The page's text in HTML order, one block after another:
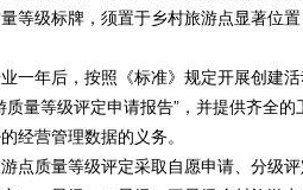
级标牌，须置于乡村旅游点显著位置
年后，按照《标准》规定开展创建活
质量等级评定申请报告”，并提供齐全
经营管理数据的义务。
质量等级评定采取自愿申请、分级评